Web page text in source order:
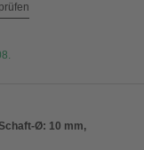
Ø: 10 mm,